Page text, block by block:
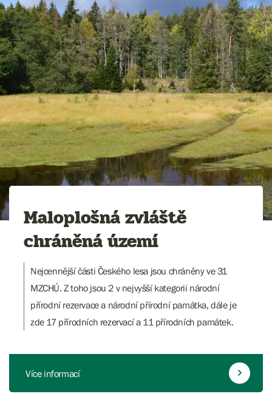
Maloplošná zvláště
chráněná území
Nejcennější části Českého lesa jsou chráněny ve 31
MZCHÚ. Z toho jsou 2 v nejvyšší kategorii národní
přírodní rezervace a národní přírodní památka, dále je
zde 17 přírodních rezervací a 11 přírodních památek.
Více informací